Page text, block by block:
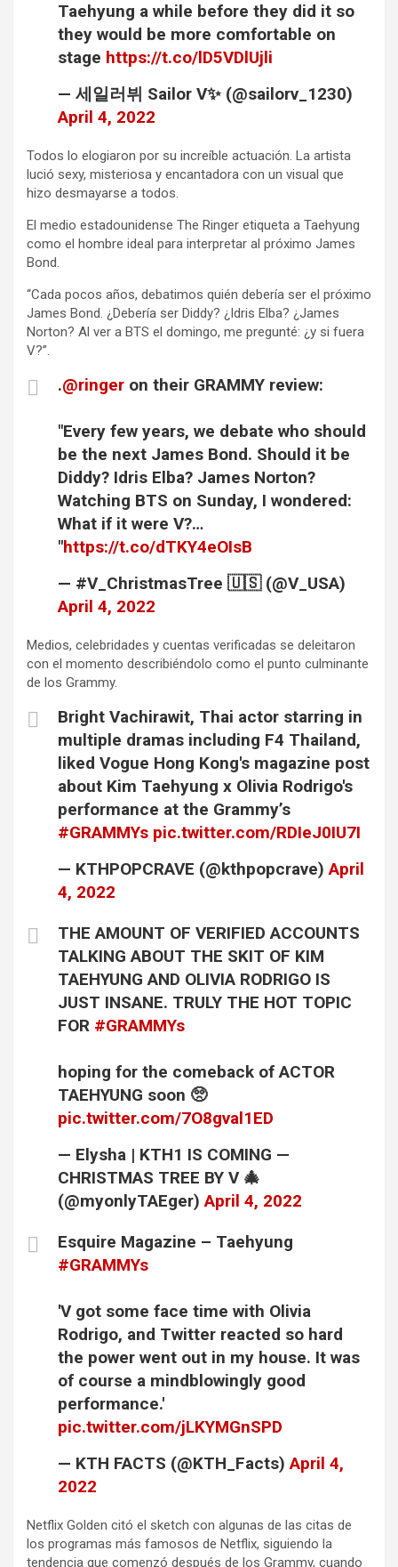
Taehyung a while before they did it so
they would be more comfortable on
stage https://t.co/lD5VDlUjli
— 세일러뷔 Sailor V✨ (@sailorv_1230)
April 4, 2022
Todos lo elogiaron por su increíble actuación. La artista
lució sexy, misteriosa y encantadora con un visual que
hizo desmayarse a todos.
El medio estadounidense The Ringer etiqueta a Taehyung
como el hombre ideal para interpretar al próximo James
Bond.
“Cada pocos años, debatimos quién debería ser el próximo
James Bond. ¿Debería ser Diddy? ¿Idris Elba? ¿James
Norton? Al ver a BTS el domingo, me pregunté: ¿y si fuera
V?”.
.@ringer on their GRAMMY review:
"Every few years, we debate who should
be the next James Bond. Should it be
Diddy? Idris Elba? James Norton?
Watching BTS on Sunday, I wondered:
What if it were V?…
"https://t.co/dTKY4eOIsB
— #V_ChristmasTree 🇺🇸 (@V_USA)
April 4, 2022
Medios, celebridades y cuentas verificadas se deleitaron
con el momento describiéndolo como el punto culminante
de los Grammy.
Bright Vachirawit, Thai actor starring in
multiple dramas including F4 Thailand,
liked Vogue Hong Kong's magazine post
about Kim Taehyung x Olivia Rodrigo's
performance at the Grammy’s
#GRAMMYs pic.twitter.com/RDIeJ0IU7I
— KTHPOPCRAVE (@kthpopcrave)April
4, 2022
THE AMOUNT OF VERIFIED ACCOUNTS
TALKING ABOUT THE SKIT OF KIM
TAEHYUNG AND OLIVIA RODRIGO IS
JUST INSANE. TRULY THE HOT TOPIC
FOR #GRAMMYs
hoping for the comeback of ACTOR
TAEHYUNG soon 🥺
pic.twitter.com/7O8gval1ED
— Elysha | KTH1 IS COMING —
CHRISTMAS TREE BY V 🎄
(@myonlyTAEger)April 4, 2022
Esquire Magazine – Taehyung
#GRAMMYs
'V got some face time with Olivia
Rodrigo, and Twitter reacted so hard
the power went out in my house. It was
of course a mindblowingly good
performance.'
pic.twitter.com/jLKYMGnSPD
— KTH FACTS (@KTH_Facts)April 4,
2022
Netflix Golden citó el sketch con algunas de las citas de
los programas más famosos de Netflix, siguiendo la
tendencia que comenzó después de los Grammy, cuando